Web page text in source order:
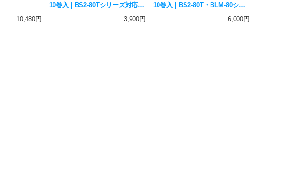
10,480円
10巻入 | BS2-80Tシリーズ対応
国産 感熱紙 サーマルペーパー ア
3,900円
10巻入 | BS2-80T・BLM-80シリ
ーズ対応 国産 感熱紙 サーマルペ
6,000円